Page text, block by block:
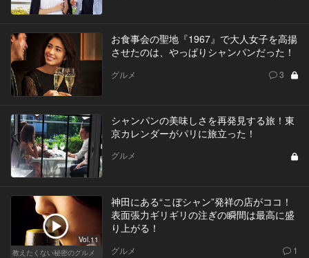
お食事会の聖地『1967』で大人女子を高揚
させたのは、やっぱりシャンパンだった！
グルメ 3
シャンパンの美味しさを再発見する旅！東
京カレンダーがパリに旅立った！
グルメ
Vol.11
教えたくない秘密のグルメ
神田にある“こぼシャン”発祥の店がココ！
表面張力ギリギリの注ぎの瞬間は最高に盛
り上がる！
グルメ 1